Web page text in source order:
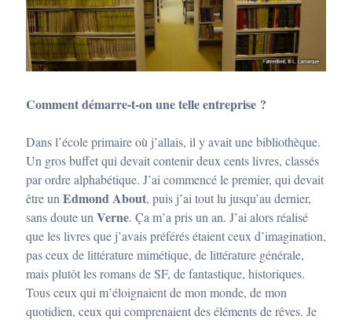
Comment démarre-t-on une telle entreprise ?
Dans l’école primaire où j’allais, il y avait une bibliothèque.
Un gros buffet qui devait contenir deux cents livres, classés
par ordre alphabétique. J’ai commencé le premier, qui devait
être unEdmond About, puis j’ai tout lu jusqu’au dernier,
sans doute un Verne. Ça m’a pris un an. J’ai alors réalisé
que les livres que j’avais préférés étaient ceux d’imagination,
pas ceux de littérature mimétique, de littérature générale,
mais plutôt les romans de SF, de fantastique, historiques.
Tous ceux qui m’éloignaient de mon monde, de mon
quotidien, ceux qui comprenaient des éléments de rêves. Je